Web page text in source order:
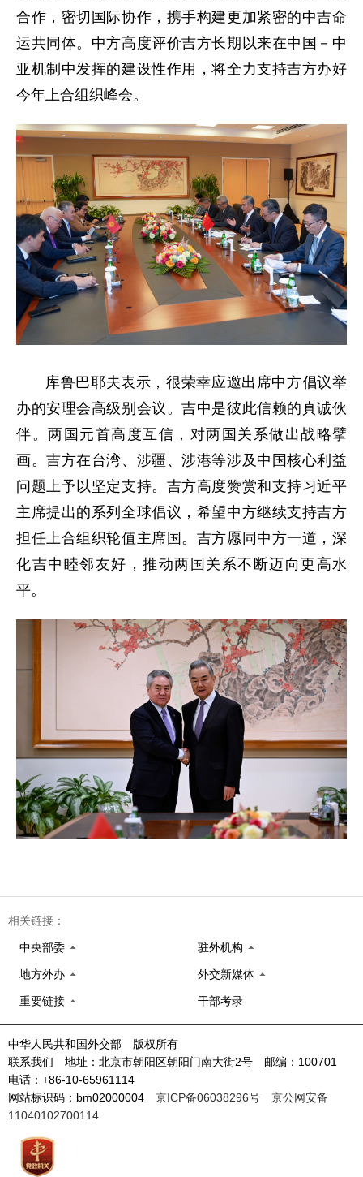
合作，密切国际协作，携手构建更加紧密的中吉命
运共同体。中方高度评价吉方长期以来在中国－中
亚机制中发挥的建设性作用，将全力支持吉方办好
今年上合组织峰会。
库鲁巴耶夫表示，很荣幸应邀出席中方倡议举
办的安理会高级别会议。吉中是彼此信赖的真诚伙
伴。两国元首高度互信，对两国关系做出战略擘
画。吉方在台湾、涉疆、涉港等涉及中国核心利益
问题上予以坚定支持。吉方高度赞赏和支持习近平
主席提出的系列全球倡议，希望中方继续支持吉方
担任上合组织轮值主席国。吉方愿同中方一道，深
化吉中睦邻友好，推动两国关系不断迈向更高水
平。
相关链接：
中央部委 驻外机构
地方外办 外交新媒体
重要链接 干部考录
中华人民共和国外交部 版权所有
联系我们 地址：北京市朝阳区朝阳门南大街2号 邮编：100701
电话：+86-10-65961114
网站标识码：bm02000004 京ICP备06038296号
京公网安备
11040102700114